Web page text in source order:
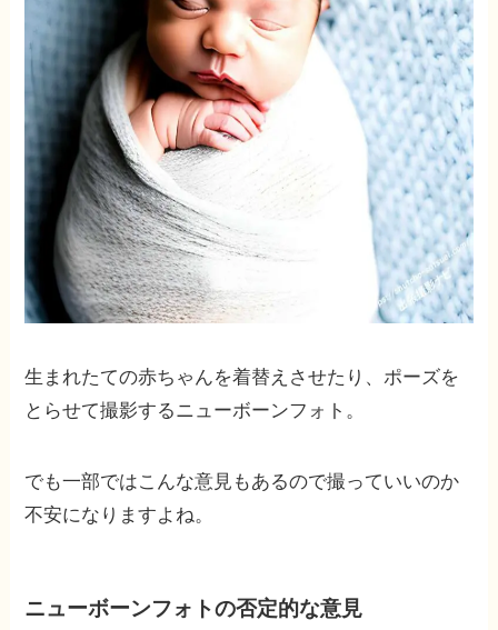
生まれたての赤ちゃんを着替えさせたり、ポーズを
とらせて撮影するニューボーンフォト。
でも一部ではこんな意見もあるので撮っていいのか
不安になりますよね。
ニューボーンフォトの否定的な意見